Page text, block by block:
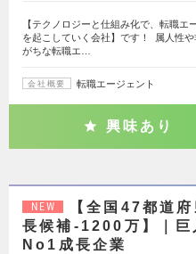
【テクノロジーと仕組み化で、転職エ
を起こしていく会社】です！ 属人性や
がちな転職エ…
会社概要 転職エージェント
興味あり
NEW
【全国47都道
長候補-1200万】｜巨
No1成長企業